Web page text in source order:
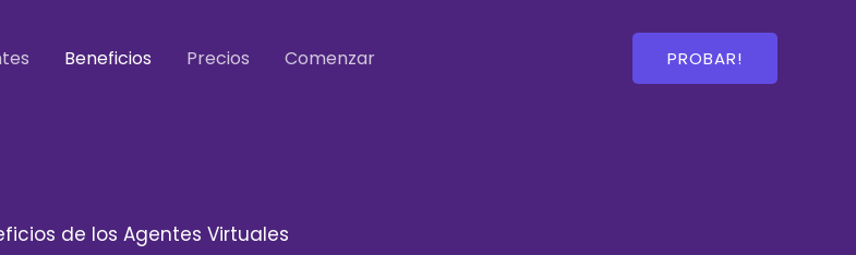
Beneficios Precios Comenzar PROBAR!
de los Agentes Virtuales